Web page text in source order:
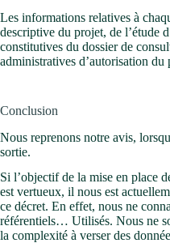
Les informations relatives à
descriptive du projet, de l’étude
constitutives du dossier de
administratives d’autorisation du
Conclusion
Nous reprenons notre avis,
sortie.
Si l’objectif de la mise en place
est vertueux, il nous est
ce décret. En effet, nous ne
référentiels… Utilisés. Nous ne
la complexité à verser des